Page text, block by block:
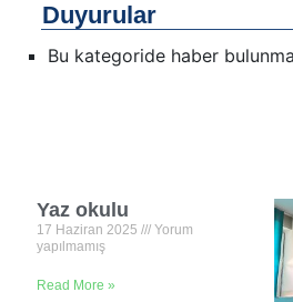
Duyurular
Bu kategoride haber
Yaz okulu
17 Haziran 2025
Yorum
yapılmamış
Read More »